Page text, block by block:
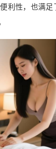
利性，也满